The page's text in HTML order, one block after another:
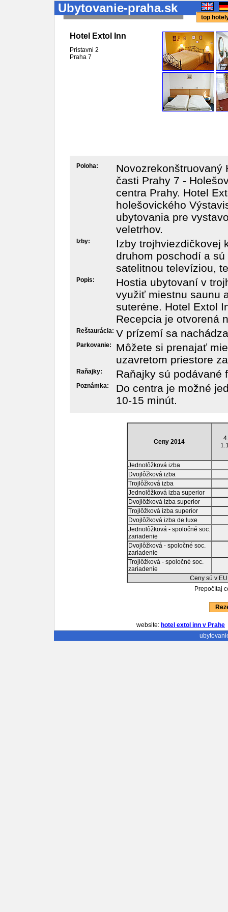
Ubytovanie-praha.sk
top
Hotel Extol Inn
Pristavni 2
Praha 7
Poloha:
Novozrekonštruovaný
časti Prahy 7 -
centra Prahy. Hotel
holešovického
ubytovania pre
veletrhov.
Izby:
Izby trojhviezdičkovej
druhom poschodí a
satelitnou televíziou,
Popis:
Hostia ubytovaní v
využiť miestnu saunu
suteréne. Hotel Extol
Recepcia je otvorená
Reštaurácia: V prízemí sa
Parkovanie:
Môžete si prenajať
uzavretom priestore
Raňajky: Raňajky sú podávané
Poznámka:
Do centra je možné
10-15 minút.
Ceny 2014
Jednolôžková izba
Dvojlôžková izba
Trojlôžková izba
Jednolôžková izba superior
Dvojlôžková izba superior
Trojlôžková izba superior
Dvojlôžková izba de luxe
Jednolôžková - spoločné soc.
zariadenie
Dvojlôžková - spoločné soc.
zariadenie
Trojlôžková - spoločné soc.
zariadenie
Ceny sú v
Prepočítaj
website: hotel extol inn v Prahe